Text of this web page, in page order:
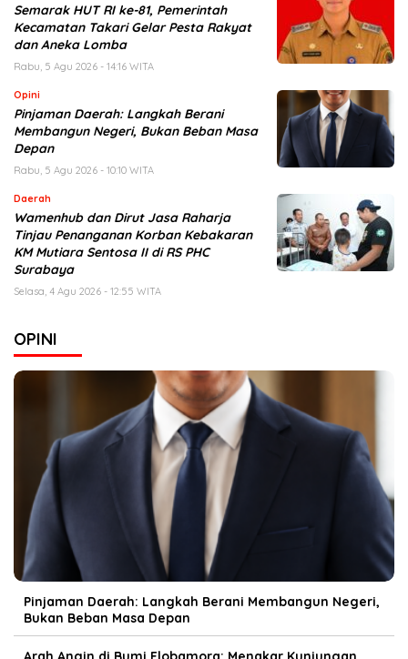
Semarak HUT RI ke-81, Pemerintah
Kecamatan Takari Gelar Pesta Rakyat
dan Aneka Lomba
Rabu, 5 Agu 2026 - 14:16 WITA
Opini
Pinjaman Daerah: Langkah Berani
Membangun Negeri, Bukan Beban Masa
Depan
Rabu, 5 Agu 2026 - 10:10 WITA
Daerah
Wamenhub dan Dirut Jasa Raharja
Tinjau Penanganan Korban Kebakaran
KM Mutiara Sentosa II di RS PHC
Surabaya
Selasa, 4 Agu 2026 - 12:55 WITA
OPINI
Pinjaman Daerah: Langkah Berani Membangun Negeri,
Bukan Beban Masa Depan